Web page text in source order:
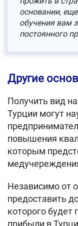
основании,
обучения вам
постоянного
Другие
Получить вид
Турции могут
повышения
которым
Независимо от
предоставить
которого будет
прибыли в